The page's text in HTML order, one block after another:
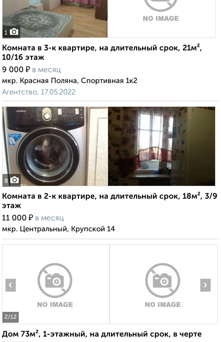
1
Комната в 3-к квартире, на длительный срок, 21м²,
10/16 этаж
9 000 ₽ в месяц
мкр. Красная Поляна, Спортивная 1к2
Агентство, 17.05.2022
8
Комната в 2-к квартире, на длительный срок, 18м², 3/9
этаж
11 000 ₽ в месяц
мкр. Центральный, Крупской 14
2/12
‹ ›
Дом 73м², 1-этажный, на длительный срок, в черте